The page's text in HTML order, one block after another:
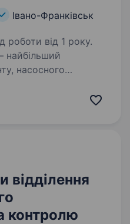
Івано-Франківськ
роботи від 1 року.
найбільший
насосного
каналах
відділення
контролю